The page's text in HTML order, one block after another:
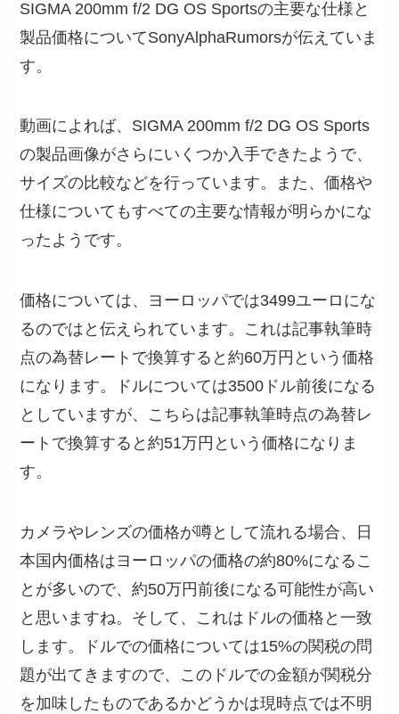
SIGMA 200mm f/2 DG OS Sportsの主要な仕様と
製品価格についてSonyAlphaRumorsが伝えていま
す。
動画によれば、SIGMA 200mm f/2 DG OS Sports
の製品画像がさらにいくつか入手できたようで、
サイズの比較などを行っています。また、価格や
仕様についてもすべての主要な情報が明らかにな
ったようです。
価格については、ヨーロッパでは3499ユーロにな
るのではと伝えられています。これは記事執筆時
点の為替レートで換算すると約60万円という価格
になります。ドルについては3500ドル前後になる
としていますが、こちらは記事執筆時点の為替レ
ートで換算すると約51万円という価格になりま
す。
カメラやレンズの価格が噂として流れる場合、日
本国内価格はヨーロッパの価格の約80%になるこ
とが多いので、約50万円前後になる可能性が高い
と思いますね。そして、これはドルの価格と一致
します。ドルでの価格については15%の関税の問
題が出てきますので、このドルでの金額が関税分
を加味したものであるかどうかは現時点では不明